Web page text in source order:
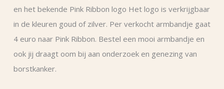
en het bekende Pink Ribbon logo Het logo is verkrijgbaar
in de kleuren goud of zilver. Per verkocht armbandje gaat
4 euro naar Pink Ribbon. Bestel een mooi armbandje en
ook jij draagt oom bij aan onderzoek en genezing van
borstkanker.